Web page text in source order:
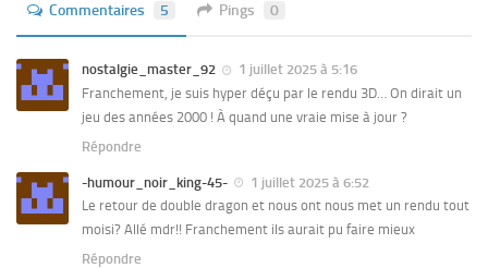
Commentaires 5 Pings 0
nostalgie_master_92
1 juillet 2025 à 5:16
Franchement, je suis hyper déçu par le rendu 3D… On dirait un
jeu des années 2000 ! À quand une vraie mise à jour ?
Répondre
-humour_noir_king-45-
1 juillet 2025 à 6:52
Le retour de double dragon et nous ont nous met un rendu tout
moisi? Allé mdr!! Franchement ils aurait pu faire mieux
Répondre